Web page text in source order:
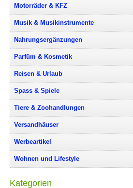
Motorräder & KFZ
Musik & Musikinstrumente
Nahrungsergänzungen
Parfüm & Kosmetik
Reisen & Urlaub
Spass & Spiele
Tiere & Zoohandlungen
Versandhäuser
Werbeartikel
Wohnen und Lifestyle
Kategorien